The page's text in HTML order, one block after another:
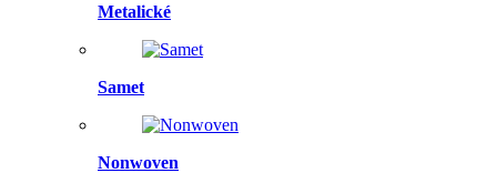
Metalické
Samet
Nonwoven